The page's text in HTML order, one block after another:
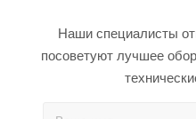
Наши специалисты
посоветуют лучшее